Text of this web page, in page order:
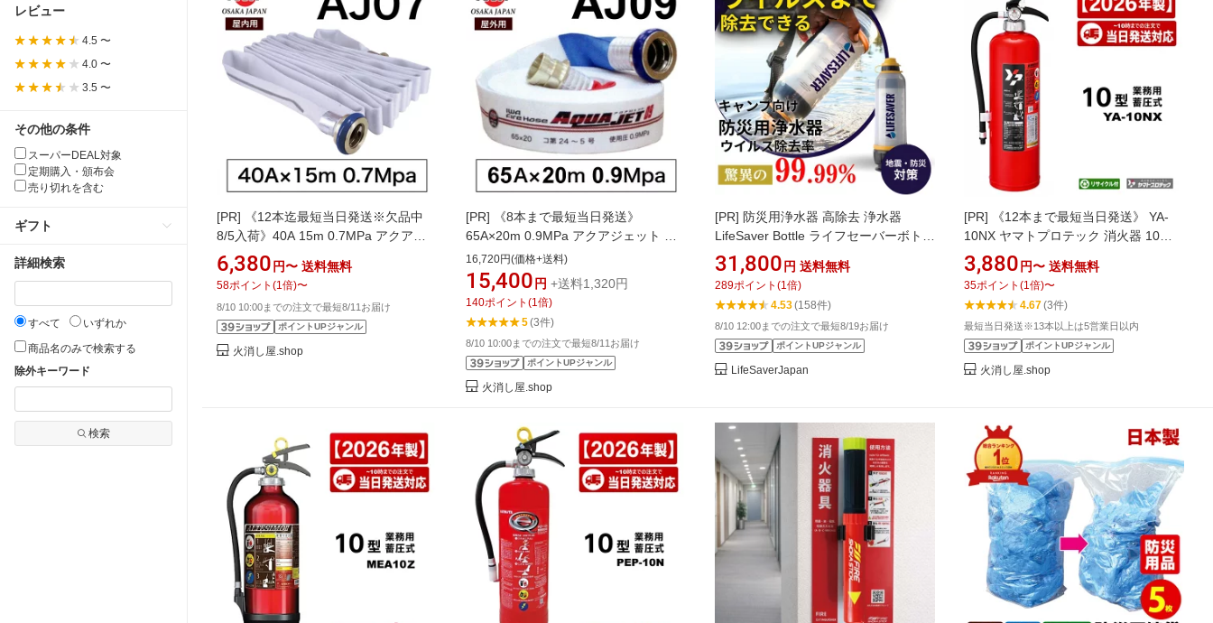
レビュー
4.5 〜
4.0 〜
3.5 〜
その他の条件
スーパーDEAL対象
定期購入・頒布会
売り切れを含む
ギフト
詳細検索
すべて
いずれか
商品名のみで検索する
除外キーワード
検索
[PR]
《12本迄最短当日発送※欠品中
8/5入荷》40A 15m 0.7MPa アクアジ
ェット 岩崎製作所 消防ホース 屋内消
火栓ホース AJ07 2026年製 国家検定品
13本以上はメーカー直送 8月下旬
6,380 円〜 送料無料
58ポイント (1倍)〜
8/10 10:00までの注文で最短8/11お届け
ポイントUPジャンル
火消し屋.shop
[PR]
《8本まで最短当日発送》
65A×20m 0.9MPa アクアジェット 岩
崎製作所 消防ホース 屋外消火栓ホー
ス AJ09 2026年製 国家検定品
16,720円(価格+送料)
15,400 円 +送料1,320円
140ポイント (1倍)
5(3件)
8/10 10:00までの注文で最短8/11お届け
ポイントUPジャンル
火消し屋.shop
[PR] 防災用浄水器 高除去 浄水器
LifeSaver Bottle ライフセーバーボトル
携帯浄水器 携帯 浄水器 浄水 災害 ボト
ル 防災 濾過 水浄化装置 水 携帯浄水器
フィルター 浄水器 泥水 個人向け 防災
グッズ 水筒[英国陸軍採用] キャンプ用
31,800 円 送料無料
289ポイント (1倍)
4.53(158件)
8/10 12:00までの注文で最短8/19お届け
ポイントUPジャンル
LifeSaverJapan
[PR]
《12本まで最短当日発送》 YA-
10NX ヤマトプロテック 消火器 10型
10型消火器 業務用 蓄圧式 ABC火災 消
化器 新品用リサイクルシール付 2026
年製 13本以上メーカー直送
3,880 円〜 送料無料
35ポイント (1倍)〜
4.67(3件)
最短当日発送※13本以上は5営業日以内
ポイントUPジャンル
火消し屋.shop